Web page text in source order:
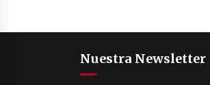
Nuestra Newsletter